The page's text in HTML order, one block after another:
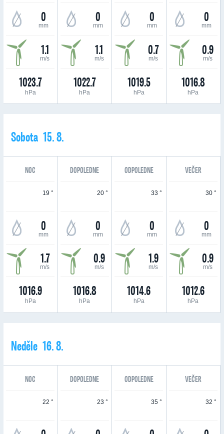
0
mm
1.1
m/s
1023.7
hPa
0
mm
1.1
m/s
1022.7
hPa
0
mm
0.7
m/s
1019.5
hPa
0
mm
0.9
m/s
1016.8
hPa
Sobota 15. 8.
NOC DOPOLEDNE ODPOLEDNE VEČER
19 °
0
mm
1.7
m/s
1016.9
hPa
20 °
0
mm
0.9
m/s
1016.8
hPa
33 °
0
mm
1.9
m/s
1014.6
hPa
30 °
0
mm
0.9
m/s
1012.6
hPa
Neděle 16. 8.
NOC DOPOLEDNE ODPOLEDNE VEČER
22 ° 23 ° 35 ° 32 °